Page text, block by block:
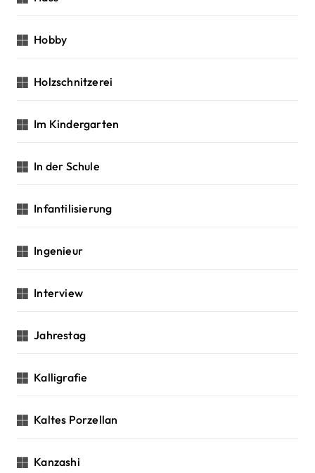
Hobby
Holzschnitzerei
Im Kindergarten
In der Schule
Infantilisierung
Ingenieur
Interview
Jahrestag
Kalligrafie
Kaltes Porzellan
Kanzashi